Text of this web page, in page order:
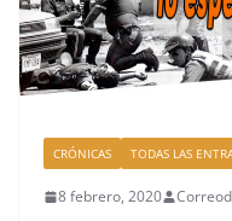
CRÓNICAS TODAS LAS
8 febrero, 2020